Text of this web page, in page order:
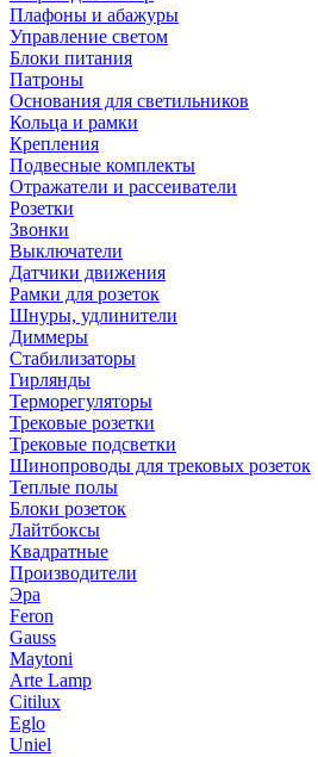
Плафоны и абажуры
Управление светом
Блоки питания
Патроны
Основания для светильников
Кольца и рамки
Крепления
Подвесные комплекты
Отражатели и рассеиватели
Розетки
Звонки
Выключатели
Датчики движения
Рамки для розеток
Шнуры, удлинители
Диммеры
Стабилизаторы
Гирлянды
Терморегуляторы
Трековые розетки
Трековые подсветки
Шинопроводы для трековых розеток
Теплые полы
Блоки розеток
Лайтбоксы
Квадратные
Производители
Эра
Feron
Gauss
Maytoni
Arte Lamp
Citilux
Eglo
Uniel